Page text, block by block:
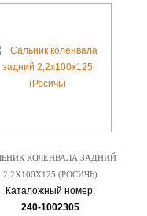
КОЛЕНВАЛА ЗАДНИЙ
2,2Х100Х125 (РОСИЧЬ)
Каталожный номер:
240-1002305